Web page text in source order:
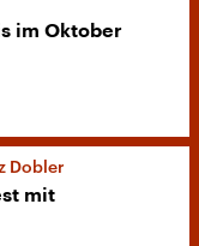
im Oktober
Dobler
mit